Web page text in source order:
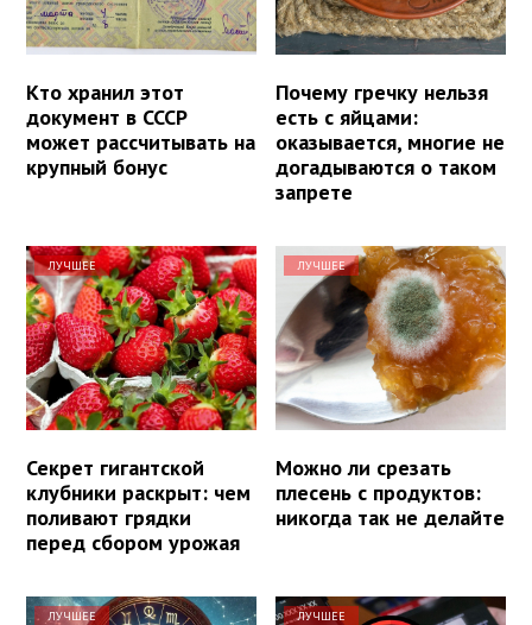
Кто хранил этот
документ в СССР
может рассчитывать на
крупный бонус
Почему гречку нельзя
есть с яйцами:
оказывается, многие не
догадываются о таком
запрете
ЛУЧШЕЕ
Секрет гигантской
клубники раскрыт: чем
поливают грядки
перед сбором урожая
ЛУЧШЕЕ
Можно ли срезать
плесень с продуктов:
никогда так не делайте
ЛУЧШЕЕ ЛУЧШЕЕ